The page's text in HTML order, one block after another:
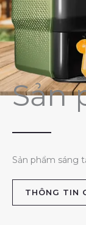
Sản
Sản phẩm sáng
THÔNG TIN